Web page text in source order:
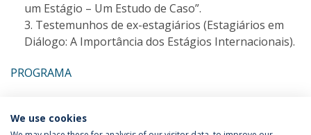
um Estágio – Um Estudo de Caso”.
Testemunhos de ex-estagiários (Estagiários em
Diálogo: A Importância dos Estágios Internacionais).
PROGRAMA
Categories:
We use cookies